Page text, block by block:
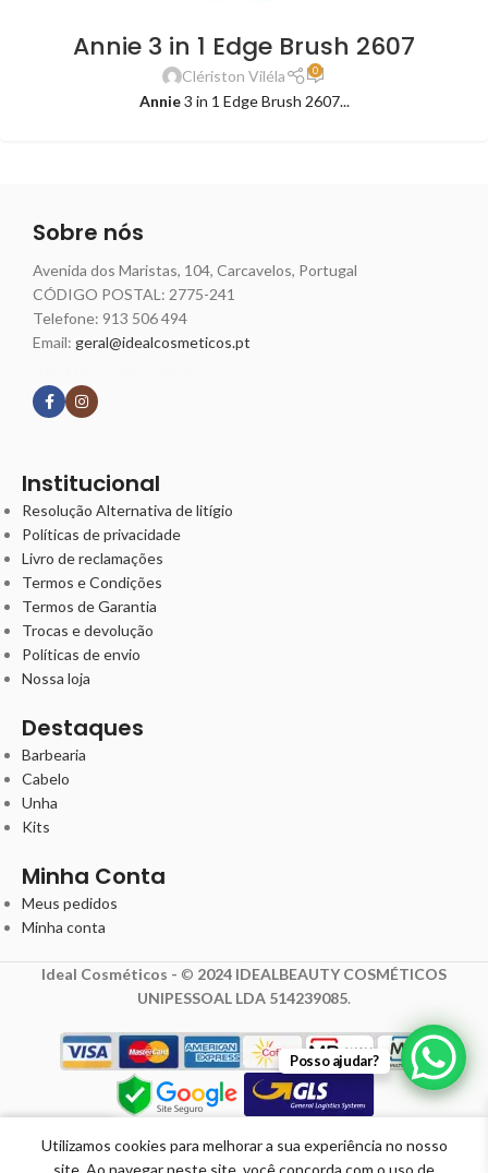
Annie 3 in 1 Edge Brush 2607
Clériston Viléla 0
Annie3 in 1 Edge Brush 2607...
Sobre nós
Avenida dos Maristas, 104, Carcavelos, Portugal
CÓDIGO POSTAL: 2775-241
Telefone: 913 506 494
Email: geral@idealcosmeticos.pt
Institucional
Resolução Alternativa de litígio
Políticas de privacidade
Livro de reclamações
Termos e Condições
Termos de Garantia
Trocas e devolução
Políticas de envio
Nossa loja
Destaques
Barbearia
Cabelo
Unha
Kits
Minha Conta
Meus pedidos
Minha conta
Ideal Cosméticos - © 2024 IDEALBEAUTY COSMÉTICOS
UNIPESSOAL LDA 514239085.
Loja FísicaCarrinho
Minha conta
Utilizamos cookies para melhorar a sua experiência no nosso
Posso ajudar?